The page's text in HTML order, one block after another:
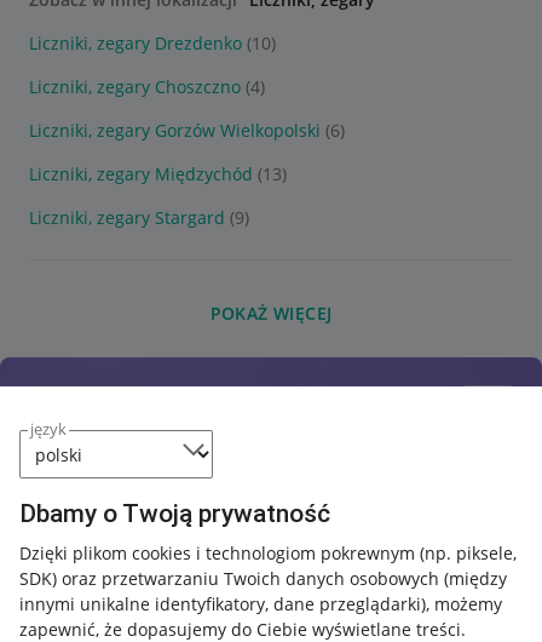
język
Dbamy o Twoją prywatność
Dzięki plikom cookies i technologiom pokrewnym (np. piksele,
SDK) oraz przetwarzaniu Twoich danych osobowych (między
innymi unikalne identyfikatory, dane przeglądarki), możemy
zapewnić, że dopasujemy do Ciebie wyświetlane treści.
Liczniki, zegary Drezdenko (10)
Liczniki, zegary Choszczno (4)
Liczniki, zegary Gorzów Wielkopolski (6)
Liczniki, zegary Międzychód (13)
Liczniki, zegary Stargard (9)
POKAŻ WIĘCEJ